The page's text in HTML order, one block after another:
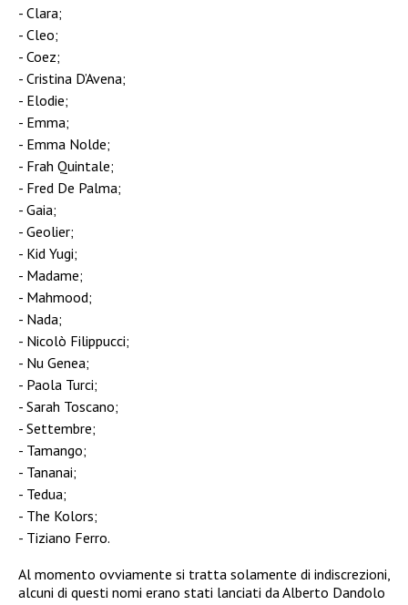
Clara;
Cleo;
Coez;
Cristina D’Avena;
Elodie;
Emma;
Emma Nolde;
Frah Quintale;
Fred De Palma;
Gaia;
Geolier;
Kid Yugi;
Madame;
Mahmood;
Nada;
Nicolò Filippucci;
Nu Genea;
Paola Turci;
Sarah Toscano;
Settembre;
Tamango;
Tananai;
Tedua;
The Kolors;
Tiziano Ferro.
Al momento ovviamente si tratta solamente di indiscrezioni,
alcuni di questi nomi erano stati lanciati da Alberto Dandolo